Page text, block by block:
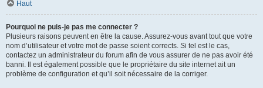
Haut
Pourquoi ne puis-je pas me connecter ?
Plusieurs raisons peuvent en être la cause. Assurez-vous avant tout que votre
nom d’utilisateur et votre mot de passe soient corrects. Si tel est le cas,
contactez un administrateur du forum afin de vous assurer de ne pas avoir été
banni. Il est également possible que le propriétaire du site internet ait un
problème de configuration et qu’il soit nécessaire de la corriger.